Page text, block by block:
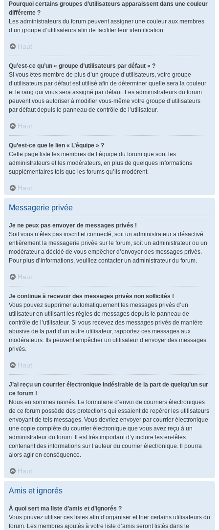
Pourquoi certains groupes d’utilisateurs apparaissent dans une couleur
différente ?
Les administrateurs du forum peuvent assigner une couleur aux membres
d’un groupe d’utilisateurs afin de faciliter leur identification.
Haut
Qu’est-ce qu’un « groupe d’utilisateurs par défaut » ?
Si vous êtes membre de plus d’un groupe d’utilisateurs, votre groupe
d’utilisateurs par défaut est utilisé afin de déterminer quelle sera la couleur
et le rang qui vous sera assigné par défaut. Les administrateurs du forum
peuvent vous autoriser à modifier vous-même votre groupe d’utilisateurs
par défaut depuis le panneau de contrôle de l’utilisateur.
Haut
Qu’est-ce que le lien « L’équipe » ?
Cette page liste les membres de l’équipe du forum que sont les
administrateurs et les modérateurs, en plus de quelques informations
supplémentaires tels que les forums qu’ils modèrent.
Haut
Messagerie privée
Je ne peux pas envoyer de messages privés !
Soit vous n’êtes pas inscrit et connecté, soit un administrateur a désactivé
entièrement la messagerie privée sur le forum, soit un administrateur ou un
modérateur a décidé de vous empêcher d’envoyer des messages privés.
Pour plus d’informations, veuillez contacter un administrateur du forum.
Haut
Je continue à recevoir des messages privés non sollicités !
Vous pouvez supprimer automatiquement les messages privés d’un
utilisateur en utilisant les règles de messages depuis le panneau de
contrôle de l’utilisateur. Si vous recevez des messages privés de manière
abusive de la part d’un autre utilisateur, rapportez ces messages aux
modérateurs. Ils peuvent empêcher un utilisateur d’envoyer des messages
privés.
Haut
J’ai reçu un courrier électronique indésirable de la part de quelqu’un sur
ce forum !
Nous en sommes navrés. Le formulaire d’envoi de courriers électroniques
de ce forum possède des protections qui essaient de repérer les utilisateurs
envoyant de tels messages. Vous devriez envoyer par courrier électronique
une copie complète du courrier électronique que vous avez reçu à un
administrateur du forum. Il est très important d’y inclure les en-têtes
contenant des informations sur l’auteur du courrier électronique. Il pourra
alors agir en conséquence.
Haut
Amis et ignorés
À quoi sert ma liste d’amis et d’ignorés ?
Vous pouvez utiliser ces listes afin d’organiser et trier certains utilisateurs du
forum. Les membres ajoutés à votre liste d’amis seront listés dans le